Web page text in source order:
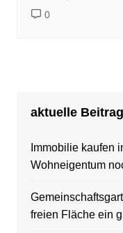
0
aktuelle
Immobilie kaufen
Wohneigentum
freien Fläche ein